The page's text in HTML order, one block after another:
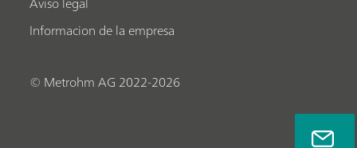
Informacion de la empresa
© Metrohm AG 2022-2026